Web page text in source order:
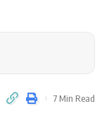
7 Min Read